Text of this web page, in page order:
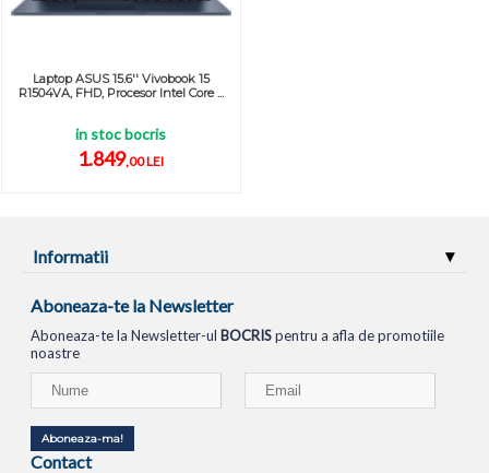
Laptop ASUS 15.6'' Vivobook 15
R1504VA, FHD, Procesor Intel Core ...
in stoc bocris
1.849,00 LEI
Informatii
Aboneaza-te la Newsletter
Aboneaza-te la Newsletter-ul BOCRISpentru a afla de promotiile
noastre
Aboneaza-ma!
Contact